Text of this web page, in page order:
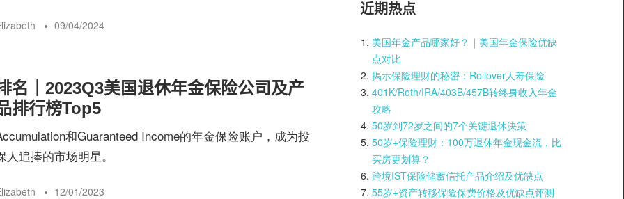
09/04/2024
名｜2023Q3美国退休年金保险公司及产
排行榜Top5
和Guaranteed Income的年金保险账户，成为投
人追捧的市场明星。
12/01/2023
近期热点
美国年金产品哪家好？ ｜ 美国年金保险优缺
点对比
揭示保险理财的秘密：Rollover人寿保险
401K/Roth/IRA/403B/457B转终身收入年金
攻略
50岁到72岁之间的7个关键退休决策
50岁+保险理财：100万退休年金现金流，比
买房更划算？
跨境IST保险储蓄信托产品介绍及优缺点
55岁+资产转移保险保费价格及优缺点评测